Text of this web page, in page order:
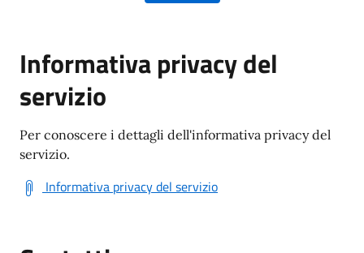
Informativa privacy del
servizio
Per conoscere i dettagli dell'informativa privacy del
servizio.
Informativa privacy del servizio